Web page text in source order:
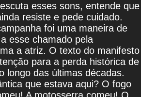
esses sons, entende que
resiste e pede cuidado.
foi uma maneira de
esse chamado pela
a atriz. O texto do manifesto
para a perda histórica de
longo das últimas décadas.
que estava aqui? O fogo